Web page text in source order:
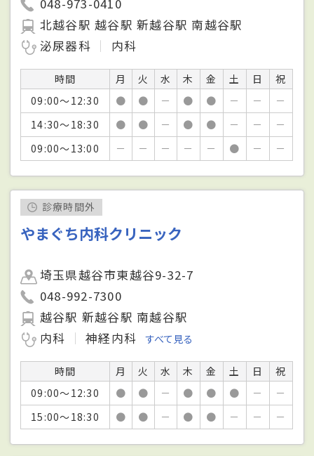
北越谷駅 越谷駅 新越谷駅 南越谷駅
泌尿器科
内科
時間 月 火 水 木 金 土 日
祝
09:00～12:30
● ● － ● ● － －
－
14:30～18:30
● ● － ● ● － －
－
09:00～13:00
－ － － － － ● － －
診療時間外
やまぐち内科クリニック
埼玉県越谷市東越谷9-32-7
048-992-7300
越谷駅 新越谷駅 南越谷駅
内科
神経内科 すべて見る
時間 月 火 水 木 金 土 日
祝
09:00～12:30
● ● － ● ● ● －
－
15:00～18:30
● ● － ● ● － － －